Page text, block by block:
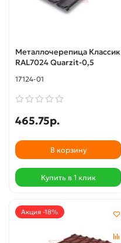
Металлочерепица Классик
RAL7024 Quarzit-0,5
17124-01
465.75р.
В корзину
Купить в 1 клик
Акция -18%